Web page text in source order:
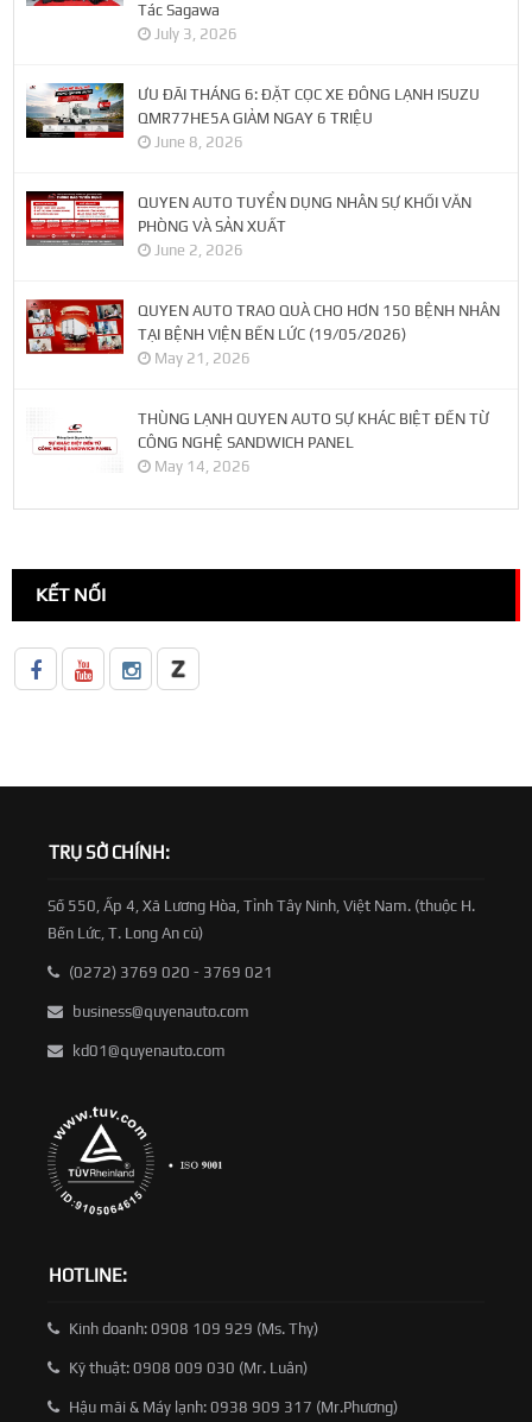
Tác Sagawa
July 3, 2026
ƯU ĐÃI THÁNG 6: ĐẶT CỌC XE ĐÔNG LẠNH ISUZU
QMR77HE5A GIẢM NGAY 6 TRIỆU
June 8, 2026
QUYEN AUTO TUYỂN DỤNG NHÂN SỰ KHỐI VĂN
PHÒNG VÀ SẢN XUẤT
June 2, 2026
QUYEN AUTO TRAO QUÀ CHO HƠN 150 BỆNH NHÂN
TẠI BỆNH VIỆN BẾN LỨC (19/05/2026)
May 21, 2026
THÙNG LẠNH QUYEN AUTO SỰ KHÁC BIỆT ĐẾN TỪ
CÔNG NGHỆ SANDWICH PANEL
May 14, 2026
KẾT NỐI
TRỤ SỞ CHÍNH:
Số 550, Ấp 4, Xã Lương Hòa, Tỉnh Tây Ninh, Việt Nam. (thuộc H.
Bến Lức, T. Long An cũ)
(0272) 3769 020 - 3769 021
business@quyenauto.com
kd01@quyenauto.com
HOTLINE:
Kinh doanh: 0908 109 929 (Ms. Thy)
Kỹ thuật: 0908 009 030 (Mr. Luân)
Hậu mãi & Máy lạnh: 0938 909 317 (Mr.Phương)